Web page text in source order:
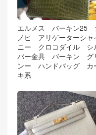
エルメス バーキン25
ノピ アリゲーターシャ
ニー クロコダイル シ
バー金具 バーキン グ
ンー ハンドバッグ カ
キ系